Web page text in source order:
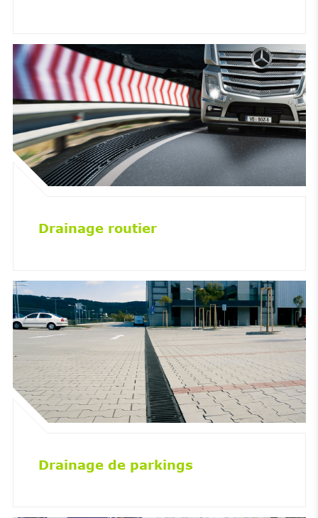
Drainage routier
Drainage de parkings